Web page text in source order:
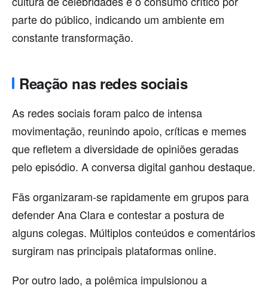
parte do público, indicando um ambiente em
constante transformação.
Reação nas redes sociais
As redes sociais foram palco de intensa
movimentação, reunindo apoio, críticas e memes
que refletem a diversidade de opiniões geradas
pelo episódio. A conversa digital ganhou destaque.
Fãs organizaram-se rapidamente em grupos para
defender Ana Clara e contestar a postura de
alguns colegas. Múltiplos conteúdos e comentários
surgiram nas principais plataformas online.
Por outro lado, a polêmica impulsionou a